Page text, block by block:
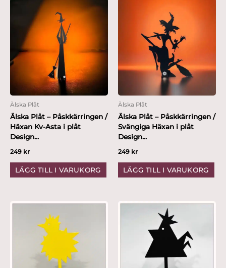
Älska Plåt
Älska Plåt – Påskkärringen /
Häxan Kv-Asta i plåt
Design...
249 kr
LÄGG TILL I VARUKORG
Älska Plåt
Älska Plåt – Påskkärringen /
Svängiga Häxan i plåt
Design...
249 kr
LÄGG TILL I VARUKORG